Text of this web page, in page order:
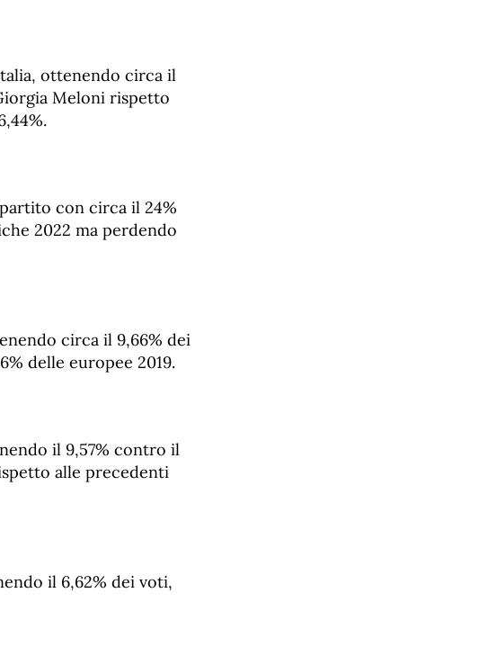
ottenendo circa il
Meloni rispetto
con circa il 24%
2022 ma perdendo
circa il 9,66% dei
delle europee 2019.
il 9,57% contro il
alle precedenti
il 6,62% dei voti,